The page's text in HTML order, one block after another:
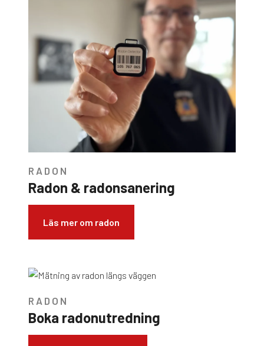
RADON
Radon & radonsanering
Läs mer om radon
RADON
Boka radonutredning